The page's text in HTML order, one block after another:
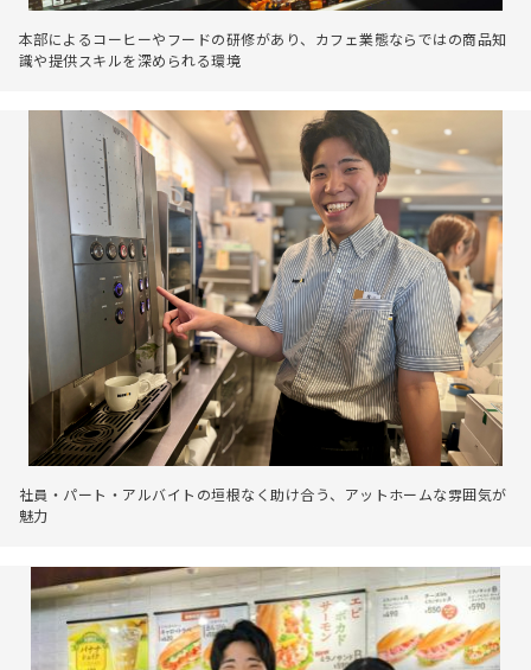
本部によるコーヒーやフードの研修があり、カフェ業態ならではの商品知
識や提供スキルを深められる環境
社員・パート・アルバイトの垣根なく助け合う、アットホームな雰囲気が
魅力